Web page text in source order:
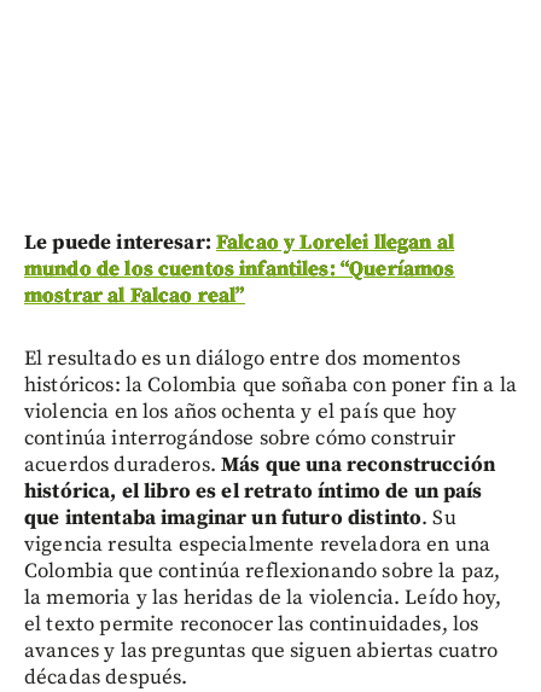
Le puede interesar: Falcao y Lorelei llegan al
mundo de los cuentos infantiles: “Queríamos
mostrar al Falcao real”
El resultado es un diálogo entre dos momentos
históricos: la Colombia que soñaba con poner fin a la
violencia en los años ochenta y el país que hoy
continúa interrogándose sobre cómo construir
acuerdos duraderos. Más que una reconstrucción
histórica, el libro es el retrato íntimo de un país
que intentaba imaginar un futuro distinto. Su
vigencia resulta especialmente reveladora en una
Colombia que continúa reflexionando sobre la paz,
la memoria y las heridas de la violencia. Leído hoy,
el texto permite reconocer las continuidades, los
avances y las preguntas que siguen abiertas cuatro
décadas después.